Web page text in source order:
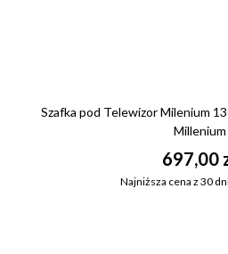
Szafka pod Telewizor Milenium
Millenium
697,00
Najniższa cena z 30